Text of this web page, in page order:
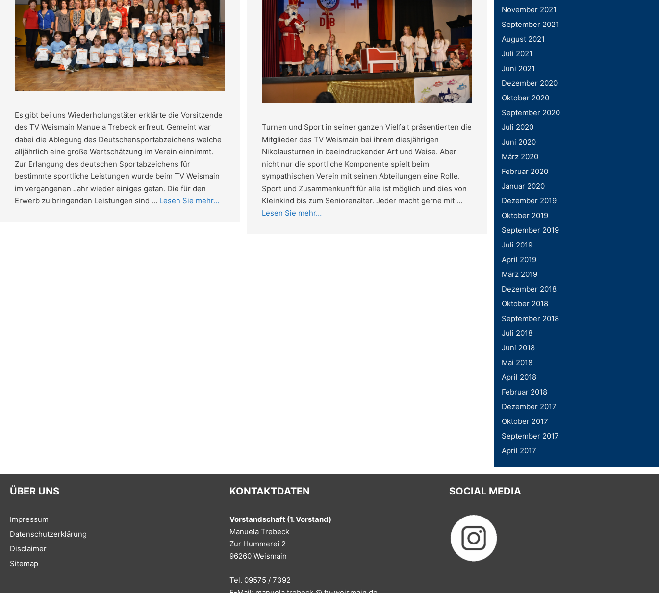
Es gibt bei uns Wiederholungstäter erklärte die Vorsitzende
des TV Weismain Manuela Trebeck erfreut. Gemeint war
dabei die Ablegung des Deutschensportabzeichens welche
alljährlich eine große Wertschätzung im Verein einnimmt.
Zur Erlangung des deutschen Sportabzeichens für
bestimmte sportliche Leistungen wurde beim TV Weismain
im vergangenen Jahr wieder einiges getan. Die für den
Erwerb zu bringenden Leistungen sind … Lesen Sie mehr…
Turnen und Sport in seiner ganzen Vielfalt präsentierten die
Mitglieder des TV Weismain bei ihrem diesjährigen
Nikolausturnen in beeindruckender Art und Weise. Aber
nicht nur die sportliche Komponente spielt beim
sympathischen Verein mit seinen Abteilungen eine Rolle.
Sport und Zusammenkunft für alle ist möglich und dies von
Kleinkind bis zum Seniorenalter. Jeder macht gerne mit …
Lesen Sie mehr…
November 2021
September 2021
August 2021
Juli 2021
Juni 2021
Dezember 2020
Oktober 2020
September 2020
Juli 2020
Juni 2020
März 2020
Februar 2020
Januar 2020
Dezember 2019
Oktober 2019
September 2019
Juli 2019
April 2019
März 2019
Dezember 2018
Oktober 2018
September 2018
Juli 2018
Juni 2018
Mai 2018
April 2018
Februar 2018
Dezember 2017
Oktober 2017
September 2017
April 2017
ÜBER UNS
Impressum
Datenschutzerklärung
Disclaimer
Sitemap
KONTAKTDATEN
Vorstandschaft (1. Vorstand)
Manuela Trebeck
Zur Hummerei 2
96260 Weismain
Tel. 09575 / 7392
SOCIAL MEDIA